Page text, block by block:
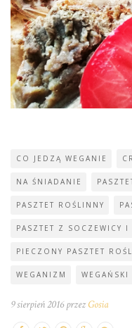
CO JEDZĄ WEGANIE
NA ŚNIADANIE
PASZTET ROŚLINNY
PASZTET Z SOCZEWICY
PIECZONY PASZTET
WEGANIZM WEGAŃSKI
9 sierpień 2016 przezGosia